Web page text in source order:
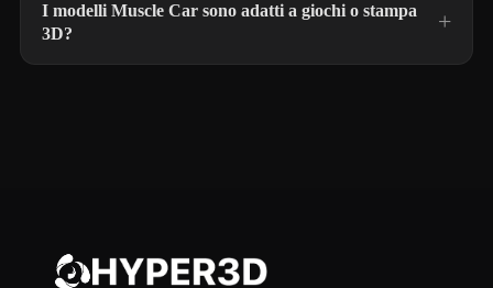
I modelli Muscle Car sono adatti a giochi o stampa
3D?